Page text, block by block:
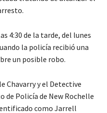
4:30 de la tarde, del lunes
la policía recibió una
un posible robo.
Chavarry y el Detective
de Policía de New Rochelle
como Jarrell